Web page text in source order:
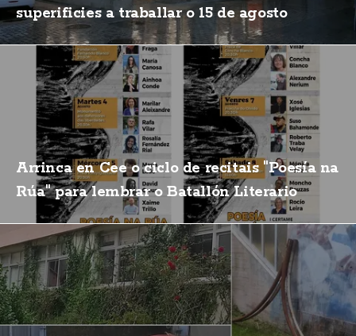
superificies a traballar o 15 de agosto
Arrinca en Cee o ciclo de recitais "Poesía na
Rúa" para lembrar o Batallón Literario